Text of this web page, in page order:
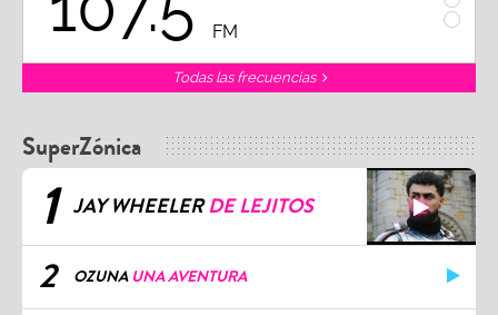
FM
Todas las frecuencias
SuperZónica
1 JAY WHEELERDE LEJITOS
2 OZUNA UNA AVENTURA